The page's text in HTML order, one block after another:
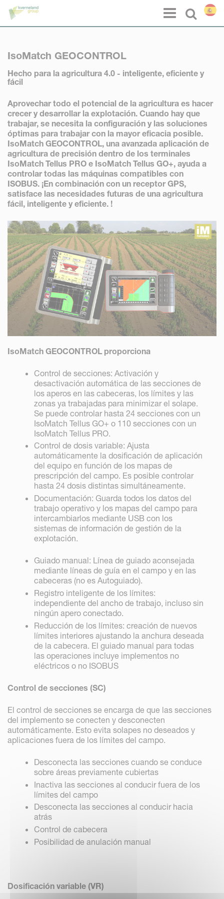
Select
Menu
IsoMatch GEOCONTROL
Hecho para la agricultura 4.0 - inteligente, eficiente y
fácil
Aprovechar todo el potencial de la agricultura es hacer
crecer y desarrollar la explotación. Cuando hay que
trabajar, se necesita la configuración y las soluciones
óptimas para trabajar con la mayor eficacia posible.
IsoMatch GEOCONTROL, una avanzada aplicación de
agricultura de precisión dentro de los terminales
IsoMatch Tellus PRO e IsoMatch Tellus GO+, ayuda a
controlar todas las máquinas compatibles con
ISOBUS. ¡En combinación con un receptor GPS,
satisface las necesidades futuras de una agricultura
fácil, inteligente y eficiente. !
IsoMatch GEOCONTROL proporciona
Control de secciones: Activación y
desactivación automática de las secciones de
los aperos en las cabeceras, los límites y las
zonas ya trabajadas para minimizar el solape.
Se puede controlar hasta 24 secciones con un
IsoMatch Tellus GO+ o 110 secciones con un
IsoMatch Tellus PRO.
Control de dosis variable: Ajusta
automáticamente la dosificación de aplicación
del equipo en función de los mapas de
prescripción del campo. Es posible controlar
hasta 24 dosis distintas simultáneamente.
Documentación: Guarda todos los datos del
trabajo operativo y los mapas del campo para
intercambiarlos mediante USB con los
sistemas de información de gestión de la
explotación.
Guiado manual: Línea de guiado aconsejada
mediante líneas de guía en el campo y en las
cabeceras (no es Autoguiado).
Registro inteligente de los límites:
independiente del ancho de trabajo, incluso sin
ningún apero conectado.
Reducción de los límites: creación de nuevos
límites interiores ajustando la anchura deseada
de la cabecera. El guiado manual para todas
las operaciones incluye implementos no
eléctricos o no ISOBUS
Control de secciones (SC)
El control de secciones se encarga de que las secciones
del implemento se conecten y desconecten
automáticamente. Esto evita solapes no deseados y
aplicaciones fuera de los límites del campo.
Desconecta las secciones cuando se conduce
sobre áreas previamente cubiertas
Inactiva las secciones al conducir fuera de los
límites del campo
Desconecta las secciones al conducir hacia
atrás
Control de cabecera
Posibilidad de anulación manual
Dosificación variable (VR)
Panel de gestión de cookies